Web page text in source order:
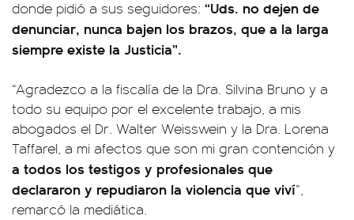
donde pidió a sus seguidores: “Uds. no dejen de
denunciar, nunca bajen los brazos, que a la larga
siempre existe la Justicia”.
“Agradezco a la fiscalía de la Dra. Silvina Bruno y a
todo su equipo por el excelente trabajo, a mis
abogados el Dr. Walter Weisswein y la Dra. Lorena
Taffarel, a mi afectos que son mi gran contención y
a todos los testigos y profesionales que
declararon y repudiaron la violencia que viví”,
remarcó la mediática.